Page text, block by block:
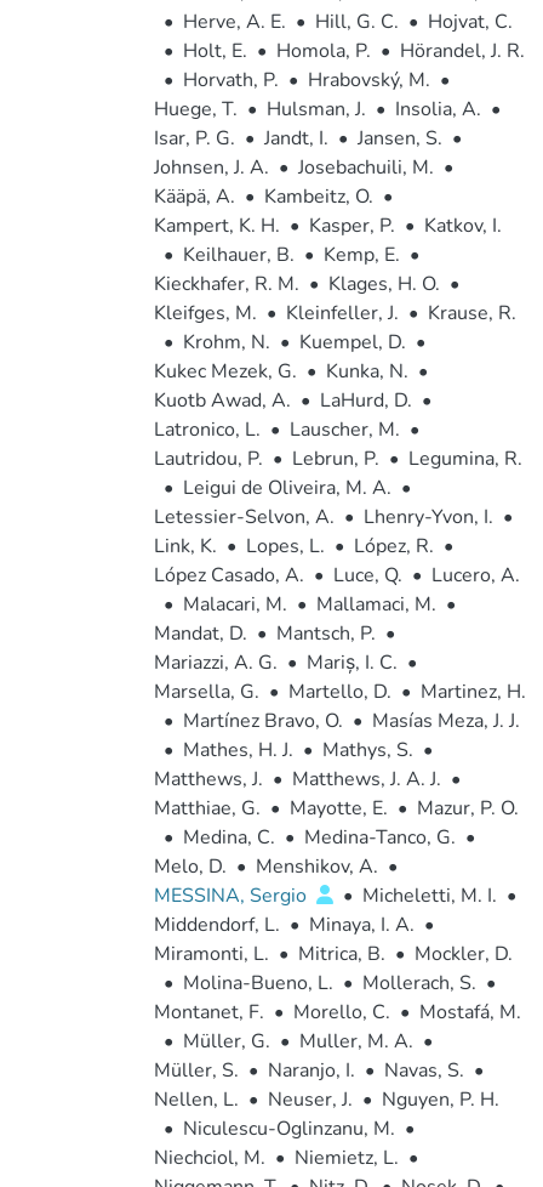
• Herve, A. E. • Hill, G. C. • Hojvat, C.
• Holt, E. • Homola, P. • Hörandel, J. R.
• Horvath, P. • Hrabovský, M. •
Huege, T. • Hulsman, J. • Insolia, A. •
Isar, P. G. • Jandt, I. • Jansen, S. •
Johnsen, J. A. • Josebachuili, M. •
Kääpä, A. • Kambeitz, O. •
Kampert, K. H. • Kasper, P. • Katkov, I.
• Keilhauer, B. • Kemp, E. •
Kieckhafer, R. M. • Klages, H. O. •
Kleifges, M. • Kleinfeller, J. • Krause, R.
• Krohm, N. • Kuempel, D. •
Kukec Mezek, G. • Kunka, N. •
Kuotb Awad, A. • LaHurd, D. •
Latronico, L. • Lauscher, M. •
Lautridou, P. • Lebrun, P. • Legumina, R.
• Leigui de Oliveira, M. A. •
Letessier-Selvon, A. • Lhenry-Yvon, I. •
Link, K. • Lopes, L. • López, R. •
López Casado, A. • Luce, Q. • Lucero, A.
• Malacari, M. • Mallamaci, M. •
Mandat, D. • Mantsch, P. •
Mariazzi, A. G. • Mariș, I. C. •
Marsella, G. • Martello, D. • Martinez, H.
• Martínez Bravo, O. • Masías Meza, J. J.
• Mathes, H. J. • Mathys, S. •
Matthews, J. • Matthews, J. A. J. •
Matthiae, G. • Mayotte, E. • Mazur, P. O.
• Medina, C. • Medina-Tanco, G. •
Melo, D. • Menshikov, A. •
MESSINA, Sergio
• Micheletti, M. I. •
Middendorf, L. • Minaya, I. A. •
Miramonti, L. • Mitrica, B. • Mockler, D.
• Molina-Bueno, L. • Mollerach, S. •
Montanet, F. • Morello, C. • Mostafá, M.
• Müller, G. • Muller, M. A. •
Müller, S. • Naranjo, I. • Navas, S. •
Nellen, L. • Neuser, J. • Nguyen, P. H.
• Niculescu-Oglinzanu, M. •
Niechciol, M. • Niemietz, L. •